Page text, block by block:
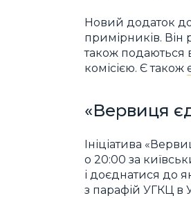
Новий додаток
примірників. Він
також подаються
комісією. Є також
«Вервиця
Ініціатива
о 20:00 за
і доєднатися до
з парафій УГКЦ в